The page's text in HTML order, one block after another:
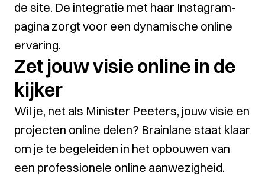
de site. De integratie met haar Instagram-
pagina zorgt voor een dynamische online
ervaring.
Zet jouw visie online in de
kijker
Wil je, net als Minister Peeters, jouw visie en
projecten online delen? Brainlane staat klaar
om je te begeleiden in het opbouwen van
een professionele online aanwezigheid.